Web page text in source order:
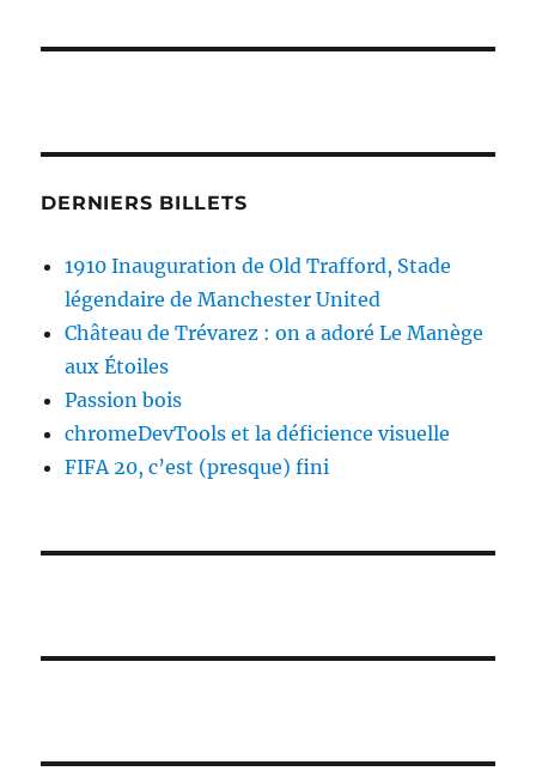
DERNIERS BILLETS
1910 Inauguration de Old Trafford, Stade
légendaire de Manchester United
Château de Trévarez : on a adoré Le Manège
aux Étoiles
Passion bois
chromeDevTools et la déficience visuelle
FIFA 20, c’est (presque) fini